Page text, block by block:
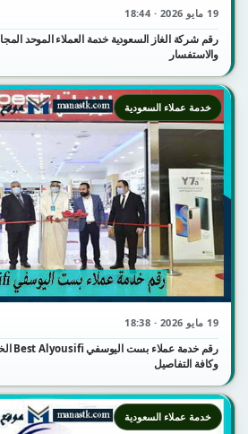
19 مايو 2026 · 18:44
والاستفسار
19 مايو 2026 · 18:38
وكافة التفاصيل
خدمة عملاء السعودية
خدمة عملاء السعودية